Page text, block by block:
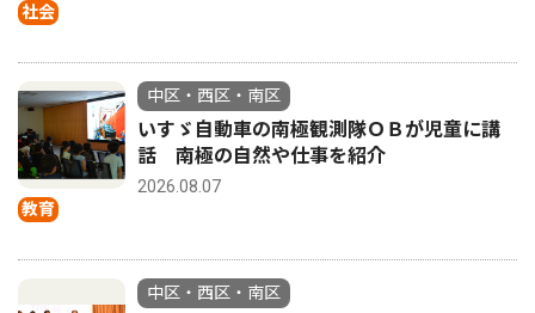
社会
教育
中区・西区・南区
いすゞ自動車の南極観測隊ＯＢが児童に講
話 南極の自然や仕事を紹介
2026.08.07
中区・西区・南区